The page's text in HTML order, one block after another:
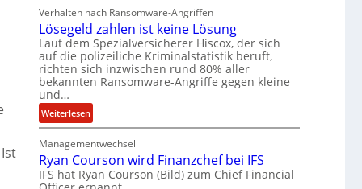
e
i
t
e
n
s
m
m
e
Verhalten nach Ransomware-Angriffen
Lösegeld zahlen ist keine Lösung
Laut dem Spezialversicherer Hiscox, der sich
auf die polizeiliche Kriminalstatistik beruft,
richten sich inzwischen rund 80% aller
bekannten Ransomware-Angriffe gegen kleine
und…
Weiterlesen:
L
ö
s
e
Managementwechsel
Ryan Courson wird Finanzchef bei IFS
IFS hat Ryan Courson (Bild) zum Chief Financial